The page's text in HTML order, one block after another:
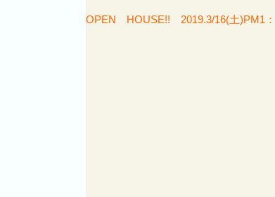
OPEN HOUSE!! 2019.3/16(土)PM1：